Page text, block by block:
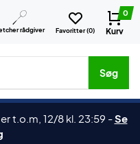
rådgiver Favoritter (0)
0
Kurv
etc.
Søg
t.o.m, 12/8 kl. 23:59 -Se